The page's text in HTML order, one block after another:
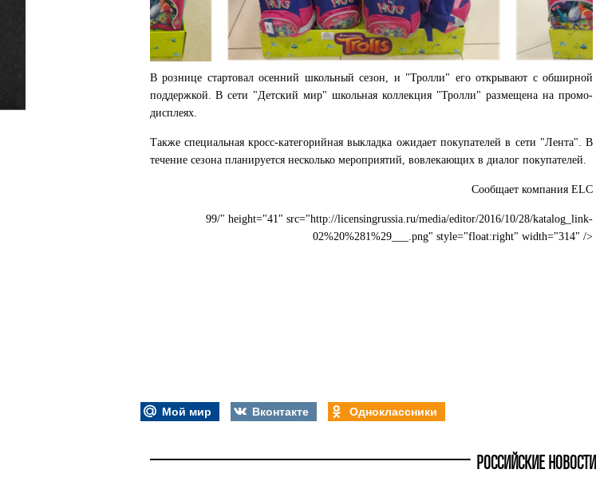
В рознице стартовал осенний школьный сезон, и "Тролли" его открывают с обширной
поддержкой. В сети "Детский мир" школьная коллекция "Тролли" размещена на промо-
дисплеях.
Также специальная кросс-категорийная выкладка ожидает покупателей в сети "Лента". В
течение сезона планируется несколько мероприятий, вовлекающих в диалог покупателей.
Сообщает компания ELC
99/" height="41" src="http://licensingrussia.ru/media/editor/2016/10/28/katalog_link-
02%20%281%29___.png" style="float:right" width="314" />
Мой мир Вконтакте Одноклассники
РОССИЙСКИЕ НОВОСТИ